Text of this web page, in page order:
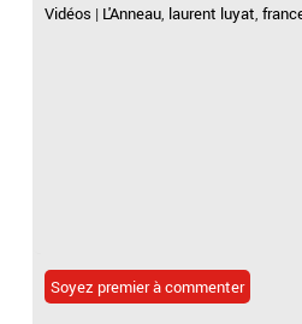
Vidéos | L'Anneau, laurent luyat,
Soyez premier à commenter